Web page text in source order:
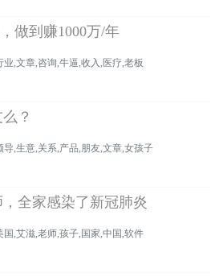
做到赚1000万/年
,文章,咨询,牛逼,收入,医疗,老板
？
,生意,关系,产品,朋友,文章,女孩子
全家感染了新冠肺炎
,艾滋,老师,孩子,国家,中国,软件